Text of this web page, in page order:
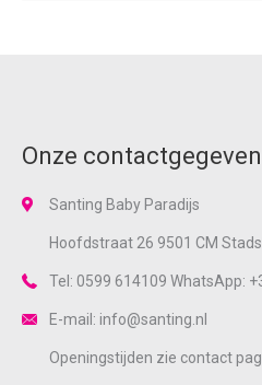
Onze
Santing Baby Paradijs
Hoofdstraat 26 9501 CM
Tel: 0599 614109 WhatsApp:
E-mail: info@santing.nl
Openingstijden zie contact